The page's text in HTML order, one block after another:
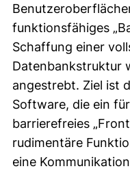
funktionsfähiges
Schaffung einer
Datenbankstruktur
angestrebt. Ziel ist
Software, die ein
barrierefreies
rudimentäre
eine